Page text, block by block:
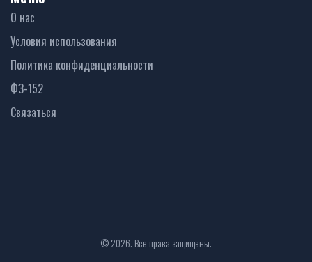
О нас
Условия использования
Политика конфиденциальности
ФЗ-152
Связаться
© 2026. Все права защищены.